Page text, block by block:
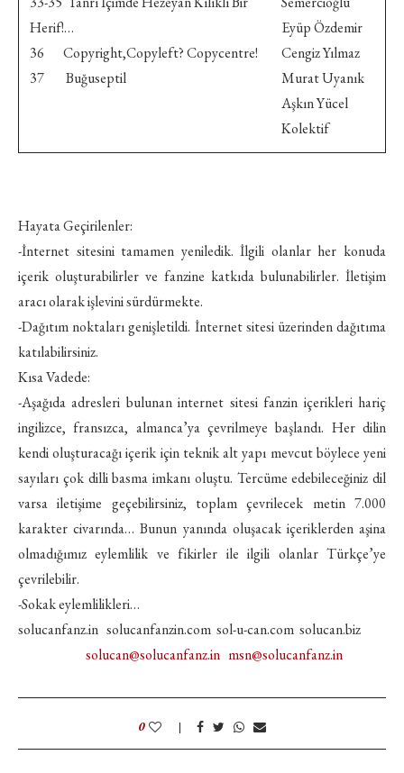
Herif!…
36 Copyright,Copyleft? Copycentre!
37 Buğuseptil
Eyüp Özdemir
Cengiz Yılmaz
Murat Uyanık
Aşkın Yücel
Kolektif
Hayata Geçirilenler:
-İnternet sitesini tamamen yeniledik. İlgili olanlar her konuda
içerik oluşturabilirler ve fanzine katkıda bulunabilirler. İletişim
aracı olarak işlevini sürdürmekte.
-Dağıtım noktaları genişletildi. İnternet sitesi üzerinden dağıtıma
katılabilirsiniz.
Kısa Vadede:
-Aşağıda adresleri bulunan internet sitesi fanzin içerikleri hariç
ingilizce, fransızca, almanca’ya çevrilmeye başlandı. Her dilin
kendi oluşturacağı içerik için teknik alt yapı mevcut böylece yeni
sayıları çok dilli basma imkanı oluştu. Tercüme edebileceğiniz dil
varsa iletişime geçebilirsiniz, toplam çevrilecek metin 7.000
karakter civarında… Bunun yanında oluşacak içeriklerden aşina
olmadığımız eylemlilik ve fikirler ile ilgili olanlar Türkçe’ye
çevrilebilir.
-Sokak eylemlilikleri…
solucanfanz.in solucanfanzin.com sol-u-can.com solucan.biz
solucan@solucanfanz.in msn@solucanfanz.in
0